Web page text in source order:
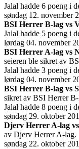
Jalal hadde 6 poeng i
søndag 12. november
BSI Herrer B-lag vs
Jalal hadde 5 poeng i
lørdag 04. november
BSI Herrer A-lag vs
seieren ble sikret av
Jalal hadde 3 poeng i
lørdag 04. november
BSI Herrer B-lag vs
sikret av BSI Herrer
Jalal hadde 8 poeng i
søndag 29. oktober
Djerv Herrer A-lag
av Djerv Herrer A-lag.
søndag 22. oktober